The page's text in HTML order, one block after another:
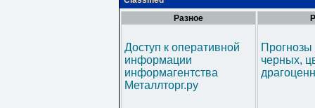
Разное
Доступ к оперативной
информации
информагентства
Металлторг.ру
черных,